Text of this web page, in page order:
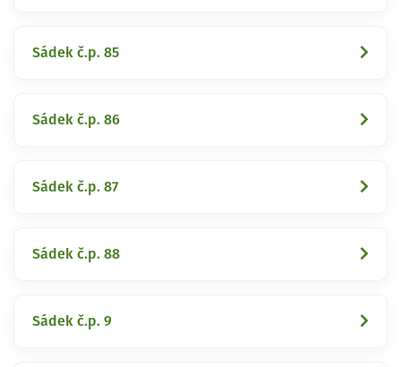
Sádek č.p. 85
Sádek č.p. 86
Sádek č.p. 87
Sádek č.p. 88
Sádek č.p. 9